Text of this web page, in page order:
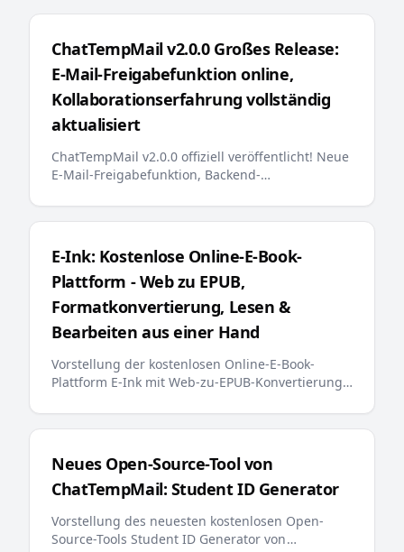
ChatTempMail v2.0.0 Großes Release:
E-Mail-Freigabefunktion online,
Kollaborationserfahrung vollständig
aktualisiert
ChatTempMail v2.0.0 offiziell veröffentlicht! Neue
E-Mail-Freigabefunktion, Backend-
mehrsprachige Fehlermeldungen, KI-
Updates bieten Benutzern ein intelligenteres
und bequemeres temporäres E-Mail-Erlebnis
E-Ink: Kostenlose Online-E-Book-
Plattform - Web zu EPUB,
Formatkonvertierung, Lesen &
Bearbeiten aus einer Hand
Vorstellung der kostenlosen Online-E-Book-
Plattform E-Ink mit Web-zu-EPUB-Konvertierung,
Book-Readern und Editoren, mit Unterstützung
Lesegeräte
Neues Open-Source-Tool von
ChatTempMail: Student ID Generator
Vorstellung des neuesten kostenlosen Open-
Source-Tools Student ID Generator von